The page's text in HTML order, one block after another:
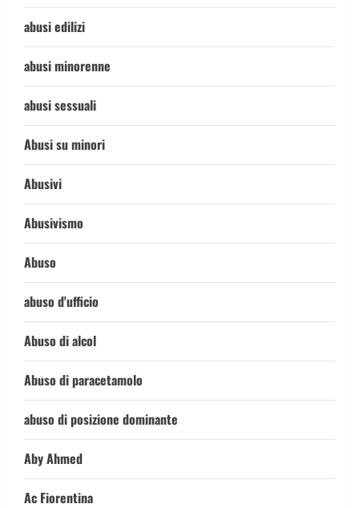
abusi edilizi
abusi minorenne
abusi sessuali
Abusi su minori
Abusivi
Abusivismo
Abuso
abuso d'ufficio
Abuso di alcol
Abuso di paracetamolo
abuso di posizione dominante
Aby Ahmed
Ac Fiorentina